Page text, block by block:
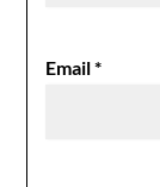
Email*